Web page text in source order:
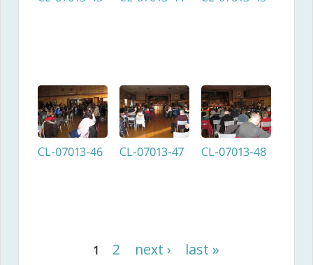
CL-07013-46 CL-07013-47 CL-07013-48
1 2 next › last »